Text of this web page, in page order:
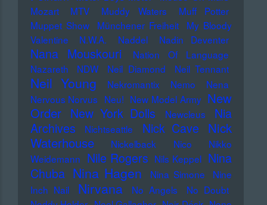
Mozart
MTV Muddy Waters
Muff Potter
Muppet Show
Münchener Freiheit
My Bloody
Valentine
N.W.A. Naddel Nadin Deventer
Nana Mouskouri
Nation Of Language
Nazareth
NDW Neil Diamond Neil Tennant
Neil Young Nekromantix Nemo
Nena
Nervous Norvus Neu! New Model Army New
Order New York Dolls Newcleus
Nia
Archives
Nichtseattle Nick Cave
Nick
Waterhouse
Nickelback Nico
Nikko
Weidemann Nile Rogers Nils Keppel Nina
Chuba Nina Hagen Nina Simone
Nine
Inch Nail
Nirvana No Angels
No Doubt